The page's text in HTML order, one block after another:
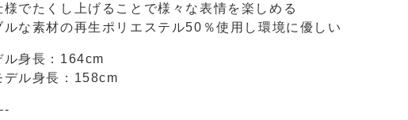
様でたくし上げることで様々な表情を楽しめる
ルな素材の再生ポリエステル50％使用し環境に優しい
ル身長：164cm
デル身長：158cm